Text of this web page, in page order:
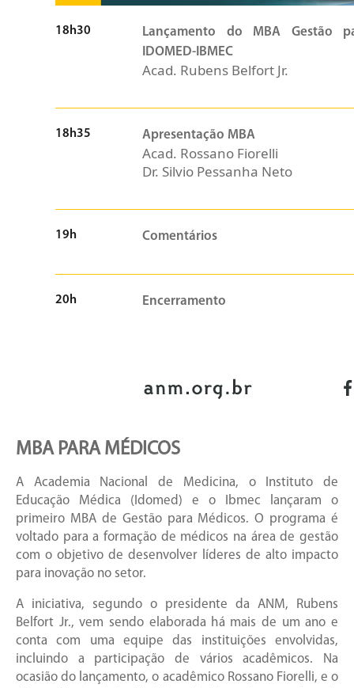
18h30
Lançamento do MBA Gestão
IDOMED-IBMEC
Acad. Rubens Belfort Jr.
18h35 Apresentação MBA
Acad. Rossano Fiorelli
Dr. Silvio Pessanha Neto
19h Comentários
20h Encerramento
MBA PARA MÉDICOS
A Academia Nacional de Medicina, o Instituto de
Educação Médica (Idomed) e o Ibmec lançaram o
primeiro MBA de Gestão para Médicos. O programa é
voltado para a formação de médicos na área de gestão
com o objetivo de desenvolver líderes de alto impacto
para inovação no setor.
A iniciativa, segundo o presidente da ANM, Rubens
Belfort Jr., vem sendo elaborada há mais de um ano e
conta com uma equipe das instituições envolvidas,
incluindo a participação de vários acadêmicos. Na
ocasião do lançamento, o acadêmico Rossano Fiorelli, e o